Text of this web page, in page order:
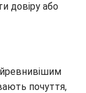
довіру або
почуття,